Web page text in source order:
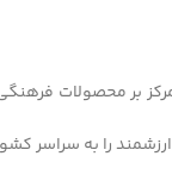
یزد آغاز کرده و با